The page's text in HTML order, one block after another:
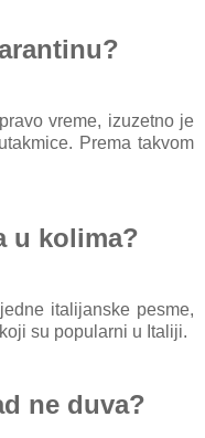
vreme, izuzetno je
Prema takvom
u kolima?
italijanske pesme,
su popularni u Italiji.
ne duva?